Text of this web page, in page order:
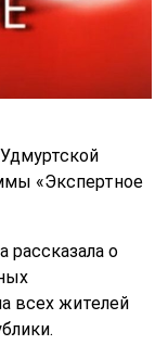
«Экспертное
рассказала о
всех жителей